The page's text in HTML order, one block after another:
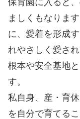
ましくもなりま
に、愛着を形成
れやさしく愛さ
根本や安全基地
す。
私自身、産・育
を自分で育てる